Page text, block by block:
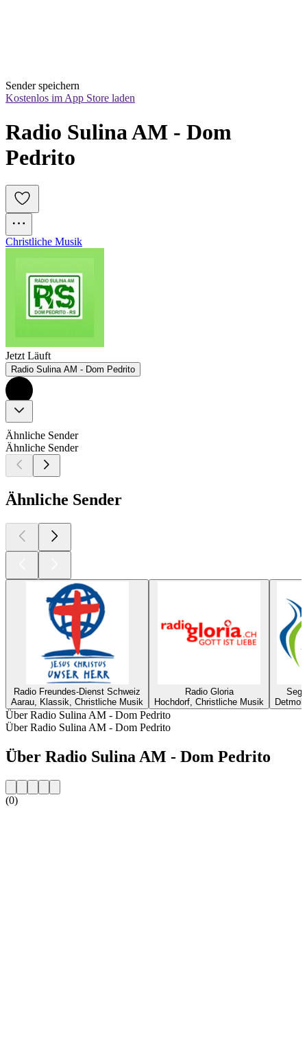
Sender speichern
Kostenlos im App Store laden
Radio Sulina AM - Dom
Pedrito
Christliche Musik
Jetzt Läuft
Radio Sulina AM - Dom Pedrito
Ähnliche Sender
Ähnliche Sender
Ähnliche Sender
Radio Freundes-Dienst Schweiz
Aarau, Klassik, Christliche Musik
Radio Gloria
Hochdorf, Christliche Musik
Über Radio Sulina AM - Dom Pedrito
Über Radio Sulina AM - Dom Pedrito
Über Radio Sulina AM - Dom Pedrito
(0)